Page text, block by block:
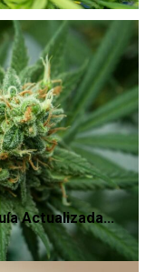
Actualizada...